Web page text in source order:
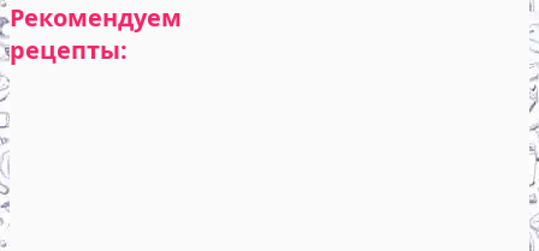
Рекомендуем
рецепты: